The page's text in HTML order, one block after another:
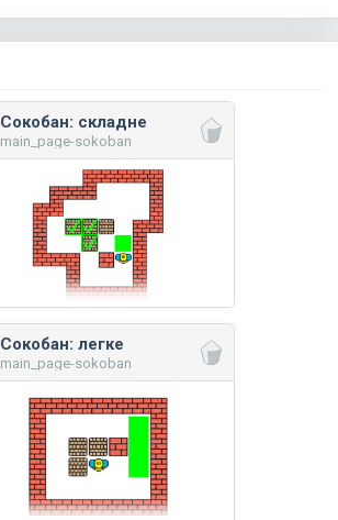
Сокобан: складне
main_page-sokoban
Сокобан: легке
main_page-sokoban